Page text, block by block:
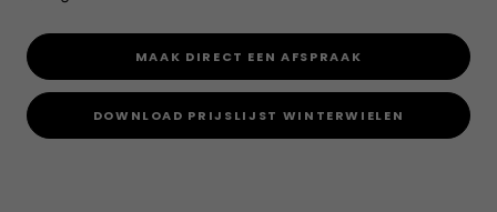
MAAK DIRECT EEN AFSPRAAK
DOWNLOAD PRIJSLIJST WINTERWIELEN